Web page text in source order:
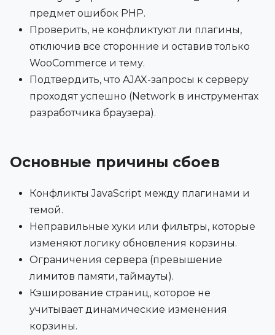
предмет ошибок PHP.
Проверить, не конфликтуют ли плагины,
отключив все сторонние и оставив только
WooCommerce и тему.
Подтвердить, что AJAX-запросы к серверу
проходят успешно (Network в инструментах
разработчика браузера).
Основные причины сбоев
Конфликты JavaScript между плагинами и
темой.
Неправильные хуки или фильтры, которые
изменяют логику обновления корзины.
Ограничения сервера (превышение
лимитов памяти, таймауты).
Кэширование страниц, которое не
учитывает динамические изменения
корзины.